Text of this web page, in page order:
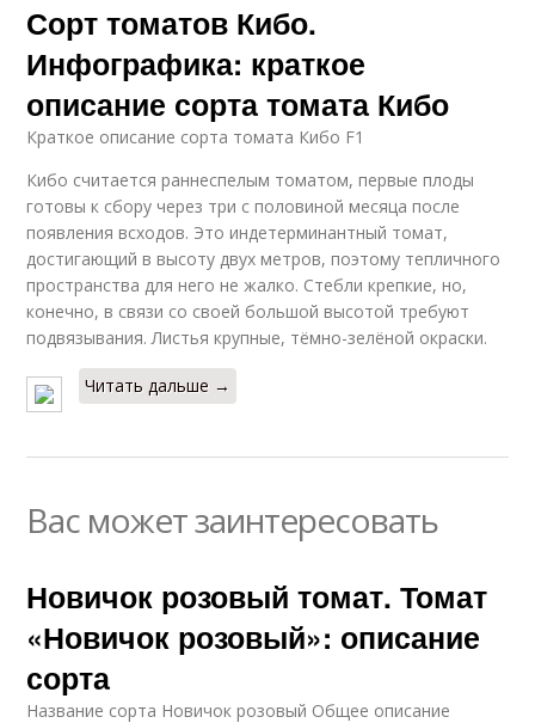
Сорт томатов Кибо.
Инфографика: краткое
описание сорта томата Кибо
Краткое описание сорта томата Кибо F1
Кибо считается раннеспелым томатом, первые плоды
готовы к сбору через три с половиной месяца после
появления всходов. Это индетерминантный томат,
достигающий в высоту двух метров, поэтому тепличного
пространства для него не жалко. Стебли крепкие, но,
конечно, в связи со своей большой высотой требуют
подвязывания. Листья крупные, тёмно-зелёной окраски.
Читать дальше →
Вас может заинтересовать
Новичок розовый томат. Томат
«Новичок розовый»: описание
сорта
Название сорта Новичок розовый Общее описание